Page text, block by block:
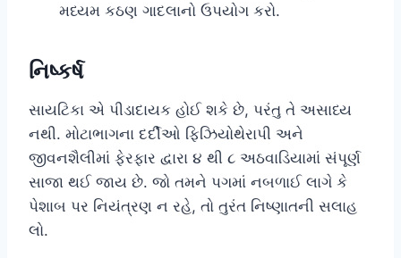
મધ્યમ કઠણ ગાદલાનો ઉપયોગ કરો.
નિષ્કર્ષ
સાયટિકા એ પીડાદાયક હોઈ શકે છે, પરંતુ તે અસાધ્ય
નથી. મોટાભાગના દર્દીઓ ફિઝિયોથેરાપી અને
જીવનશૈલીમાં ફેરફાર દ્વારા ૪ થી ૮ અઠવાડિયામાં સંપૂર્ણ
સાજા થઈ જાય છે. જો તમને પગમાં નબળાઈ લાગે કે
પેશાબ પર નિયંત્રણ ન રહે, તો તુરંત નિષ્ણાતની સલાહ
લો.